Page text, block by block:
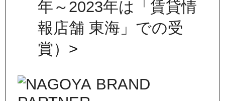
年～2023年は「賃貸情
報店舗 東海」での受
賞）>